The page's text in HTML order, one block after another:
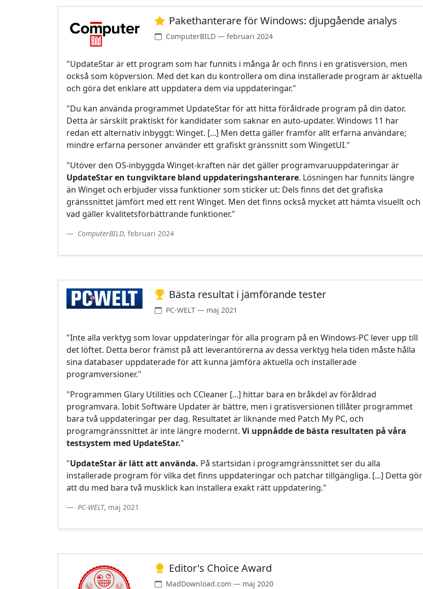
Paket­hanterare för Windows: djupgående analys
ComputerBILD — februari 2024
"UpdateStar är ett program som har funnits i många år och finns i en gratisversion, men
också som köpversion. Med det kan du kontrollera om dina installerade program är aktuella
och göra det enklare att uppdatera dem via uppdateringar."
"Du kan använda programmet UpdateStar för att hitta föråldrade program på din dator.
Detta är särskilt praktiskt för kandidater som saknar en auto-updater. Windows 11 har
redan ett alternativ inbyggt: Winget. [...] Men detta gäller framför allt erfarna användare;
mindre erfarna personer använder ett grafiskt gränssnitt som WingetUI."
"Utöver den OS-inbyggda Winget-kraften när det gäller programvaruuppdateringar är
UpdateStar en tungviktare bland uppdateringshanterare. Lösningen har funnits längre
än Winget och erbjuder vissa funktioner som sticker ut: Dels finns det det grafiska
gränssnittet jämfört med ett rent Winget. Men det finns också mycket att hämta visuellt och
vad gäller kvalitetsförbättrande funktioner."
ComputerBILD, februari 2024
Bästa resultat i jämförande tester
PC-WELT — maj 2021
"Inte alla verktyg som lovar uppdateringar för alla program på en Windows‑PC lever upp till
det löftet. Detta beror främst på att leverantörerna av dessa verktyg hela tiden måste hålla
sina databaser uppdaterade för att kunna jämföra aktuella och installerade
programversioner."
"Programmen Glary Utilities och CCleaner [...] hittar bara en bråkdel av föråldrad
programvara. Iobit Software Updater är bättre, men i gratisversionen tillåter programmet
bara två uppdateringar per dag. Resultatet är liknande med Patch My PC, och
programgränssnittet är inte längre modernt. Vi uppnådde de bästa resultaten på våra
testsystem med UpdateStar."
"UpdateStar är lätt att använda. På startsidan i programgränssnittet ser du alla
installerade program för vilka det finns uppdateringar och patchar tillgängliga. [...] Detta gör
att du med bara två musklick kan installera exakt rätt uppdatering."
PC-WELT, maj 2021
Editor's Choice Award
MadDownload.com — maj 2020